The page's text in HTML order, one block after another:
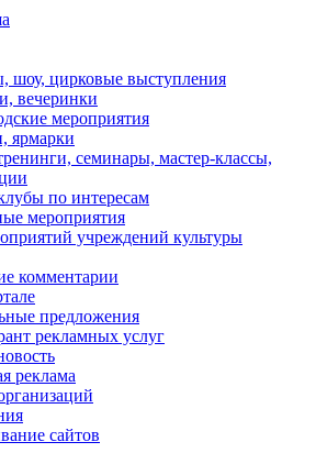
шоу, цирковые выступления
вечеринки
мероприятия
ярмарки
семинары, мастер-классы,
по интересам
мероприятия
учреждений культуры
комментарии
предложения
рекламных услуг
реклама
сайтов